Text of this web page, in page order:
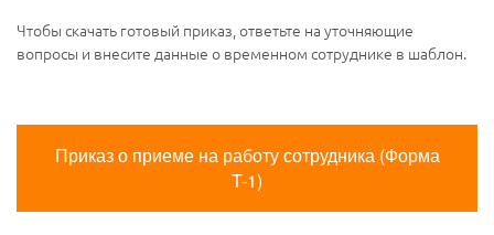
Чтобы скачать готовый приказ, ответьте на уточняющие
вопросы и внесите данные о временном сотруднике в шаблон.
Приказ о приеме на работу сотрудника (Форма
T-1)